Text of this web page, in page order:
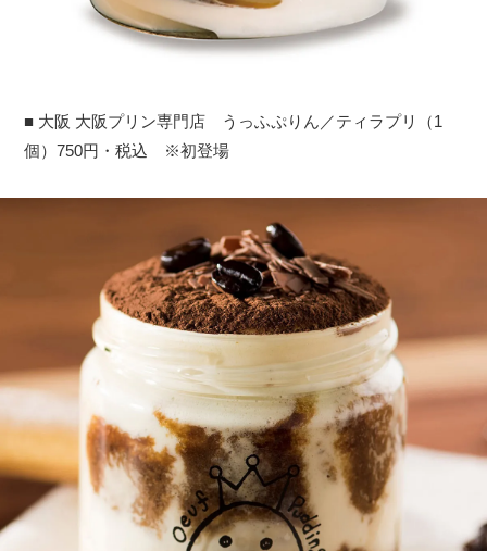
■ 大阪 大阪プリン専門店 うっふぷりん／ティラプリ（1
個）750円・税込 ※初登場